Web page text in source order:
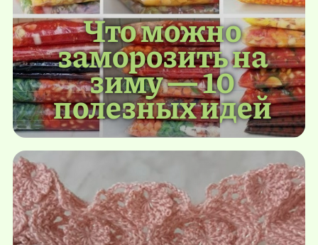
Что можно
заморозить на
зиму — 10
полезных идей